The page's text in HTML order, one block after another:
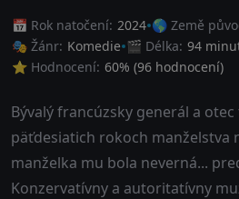
📅 Rok natočení: 2024 🌎 Země
🎭 Žánr: Komedie 🎬 Délka: 94
⭐ Hodnocení: 60% (96 hodnocení)
Bývalý francúzsky generál a
päťdesiatich rokoch manželstva
manželka mu bola neverná...
Konzervatívny a autoritatívny